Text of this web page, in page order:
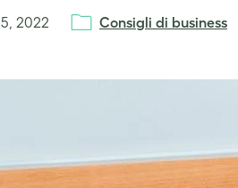
2022 Consigli di business